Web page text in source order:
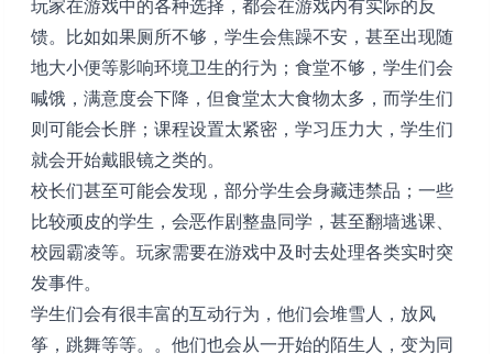
玩家在游戏中的各种选择，都会在游戏内有实际的反
馈。比如如果厕所不够，学生会焦躁不安，甚至出现随
地大小便等影响环境卫生的行为；食堂不够，学生们会
喊饿，满意度会下降，但食堂太大食物太多，而学生们
则可能会长胖；课程设置太紧密，学习压力大，学生们
就会开始戴眼镜之类的。
校长们甚至可能会发现，部分学生会身藏违禁品；一些
比较顽皮的学生，会恶作剧整蛊同学，甚至翻墙逃课、
校园霸凌等。玩家需要在游戏中及时去处理各类实时突
发事件。
学生们会有很丰富的互动行为，他们会堆雪人，放风
筝，跳舞等等。。他们也会从一开始的陌生人，变为同